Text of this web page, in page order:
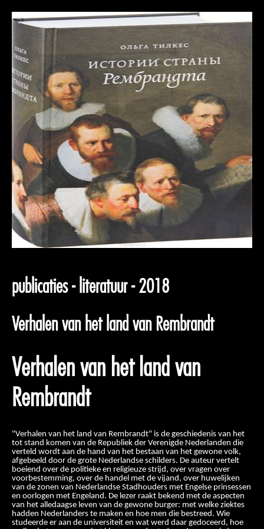
publicaties - literatuur - 2018
Verhalen van het land van Rembrandt
Verhalen van het land van
Rembrandt
"Verhalen van het land van Rembrandt" is de geschiedenis van het
tot stand komen van de Republiek der Verenigde Nederlanden die
verteld wordt aan de hand van het bestaan van het gewone volk,
afgebeeld door de grote Nederlandse schilders. De auteur vertelt
boeiend over de politieke en religieuze strijd, over vragen over
voorbestemming, over de handel met de vijand, over huwelijken
van de zonen van Nederlandse Stadhouders met Engelse prinsessen
en oorlogen met Engeland. De lezer raakt bekend met de aspecten
van het alledaagse leven van de gewone burger: met welke ziektes
hadden Nederlanders te maken en hoe men die bestreed. Wie
studeerde er aan de universiteit en wat werd daar gedoceerd, hoe